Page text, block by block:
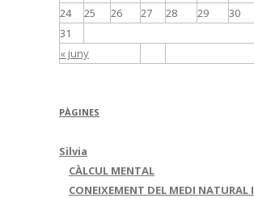
« juny
24
25 26 27 28 29
30
31
PÀGINES
Silvia
CÀLCUL MENTAL
CONEIXEMENT DEL MEDI NATURAL I